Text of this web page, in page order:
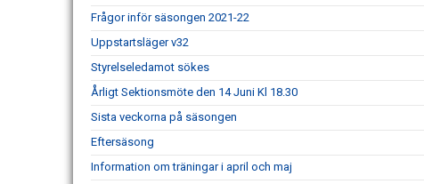
Frågor inför säsongen 2021-22
Uppstartsläger v32
Styrelseledamot sökes
Årligt Sektionsmöte den 14 Juni Kl 18.30
Sista veckorna på säsongen
Eftersäsong
Information om träningar i april och maj